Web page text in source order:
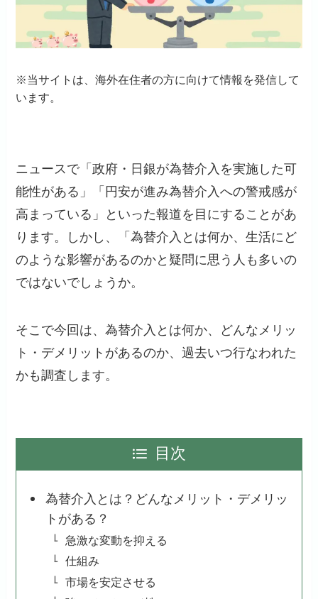
※当サイトは、海外在住者の方に向けて情報を発信して
います。
ニュースで「政府・日銀が為替介入を実施した可
能性がある」「円安が進み為替介入への警戒感が
高まっている」といった報道を目にすることがあ
ります。しかし、「為替介入とは何か、生活にど
のような影響があるのかと疑問に思う人も多いの
ではないでしょうか。
そこで今回は、為替介入とは何か、どんなメリッ
ト・デメリットがあるのか、過去いつ行なわれた
かも調査します。
目次
為替介入とは？どんなメリット・デメリッ
トがある？
急激な変動を抑える
仕組み
市場を安定させる